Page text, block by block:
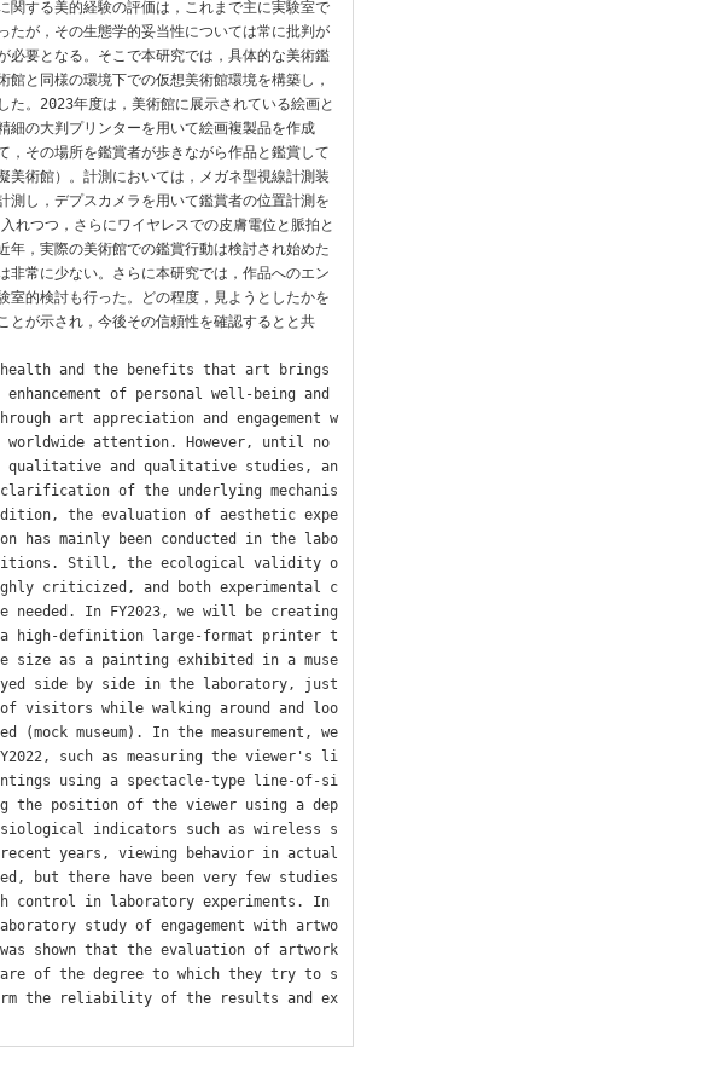
関する美的経験の評価は，これまで主に実験室で
たが，その生態学的妥当性については常に批判が
必要となる。そこで本研究では，具体的な美術鑑
と同様の環境下での仮想美術館環境を構築し，
た。2023年度は，美術館に展示されている絵画と
細の大判プリンターを用いて絵画複製品を作成
，その場所を鑑賞者が歩きながら作品と鑑賞して
美術館）。計測においては，メガネ型視線計測装
測し，デプスカメラを用いて鑑賞者の位置計測を
れつつ，さらにワイヤレスでの皮膚電位と脈拍と
年，実際の美術館での鑑賞行動は検討され始めた
非常に少ない。さらに本研究では，作品へのエン
室的検討も行った。どの程度，見ようとしたかを
とが示され，今後その信頼性を確認するとと共
and the benefits that art brings
of personal well-being and
art appreciation and engagement w
attention. However, until no
qualitative and qualitative studies, an
of the underlying mechanis
the evaluation of aesthetic expe
has mainly been conducted in the labo
Still, the ecological validity o
criticized, and both experimental c
In FY2023, we will be creating
a high-definition large-format printer t
size as a painting exhibited in a muse
side by side in the laboratory, just
of visitors while walking around and loo
(mock museum). In the measurement, we
such as measuring the viewer's li
using a spectacle-type line-of-si
the position of the viewer using a dep
indicators such as wireless s
years, viewing behavior in actual
but there have been very few studies
control in laboratory experiments. In
study of engagement with artwo
shown that the evaluation of artwork
of the degree to which they try to s
the reliability of the results and ex